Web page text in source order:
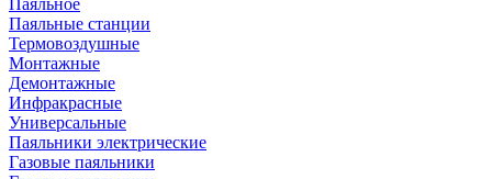
Паяльное
Паяльные станции
Термовоздушные
Монтажные
Демонтажные
Инфракрасные
Универсальные
Паяльники электрические
Газовые паяльники